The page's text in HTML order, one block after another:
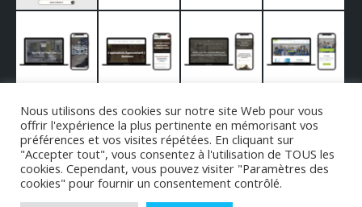
Nous utilisons des cookies sur notre site Web pour vous
offrir l'expérience la plus pertinente en mémorisant vos
préférences et vos visites répétées. En cliquant sur
"Accepter tout", vous consentez à l'utilisation de TOUS les
cookies. Cependant, vous pouvez visiter "Paramètres des
cookies" pour fournir un consentement contrôlé.